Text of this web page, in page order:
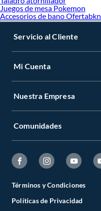
Juegos de mesa Pokemon
Accesorios de bano Ofertabkn
Servicio al Cliente
Mi Cuenta
Nuestra Empresa
Comunidades
Términos y Condiciones
Políticas de Privacidad